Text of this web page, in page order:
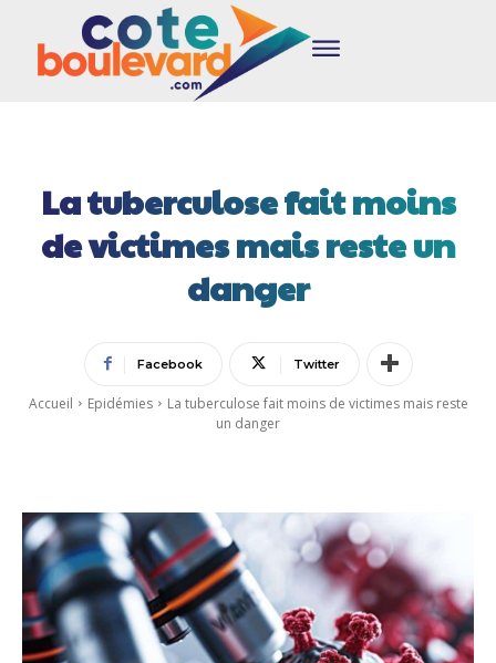
La tuberculose fait moins
de victimes mais reste un
danger
Facebook Twitter
Accueil Epidémies
La tuberculose fait moins de victimes mais reste
un danger